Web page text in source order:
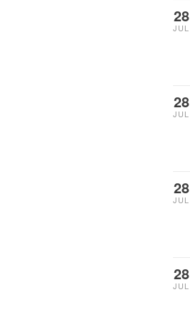
28
JUL
28
JUL
28
JUL
28
JUL